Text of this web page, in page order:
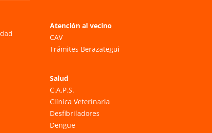
Atención al vecino
CAV
Trámites Berazategui
Salud
C.A.P.S.
Clínica Veterinaria
Desfibriladores
Dengue